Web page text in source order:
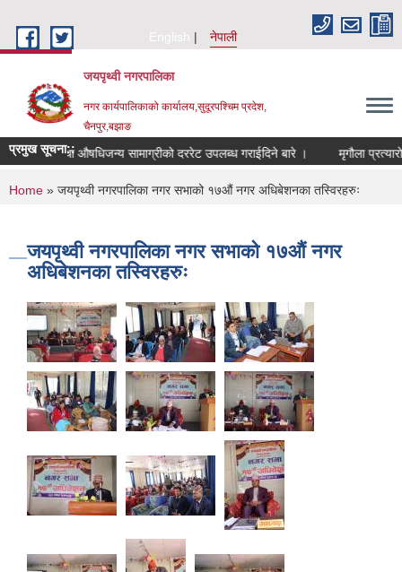
English
नेपाली
जयपृथ्वी नगरपालिका
नगर कार्यपालिकाको कार्यालय,सुदूरपश्चिम प्रदेश,
चैनपुर,बझाङ
प्रमुख सूचना::
औषधि तथा औषधिजन्य सामाग्रीको दररेट उपलब्ध गराईदिने बारे ।
You are here
Home » जयपृथ्वी नगरपालिका नगर सभाको १७औं नगर अधिबेशनका तस्विरहरुः
जयपृथ्वी नगरपालिका नगर सभाको १७औं नगर
अधिबेशनका तस्विरहरुः